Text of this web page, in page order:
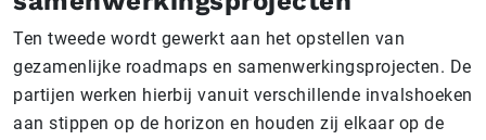
Ten tweede wordt gewerkt aan het opstellen van
gezamenlijke roadmaps en samenwerkingsprojecten. De
partijen werken hierbij vanuit verschillende invalshoeken
aan stippen op de horizon en houden zij elkaar op de